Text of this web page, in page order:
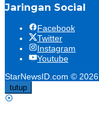
Jaringan Social
Facebook
Twitter
Instagram
Youtube
StarNewsID.com © 2026
tutup